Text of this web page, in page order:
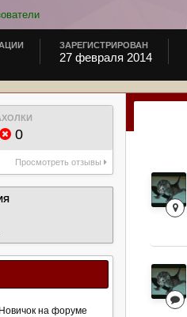
ЗАРЕГИСТРИРОВАН
27 февраля 2014
0
Просмотреть отзывы
на форуме